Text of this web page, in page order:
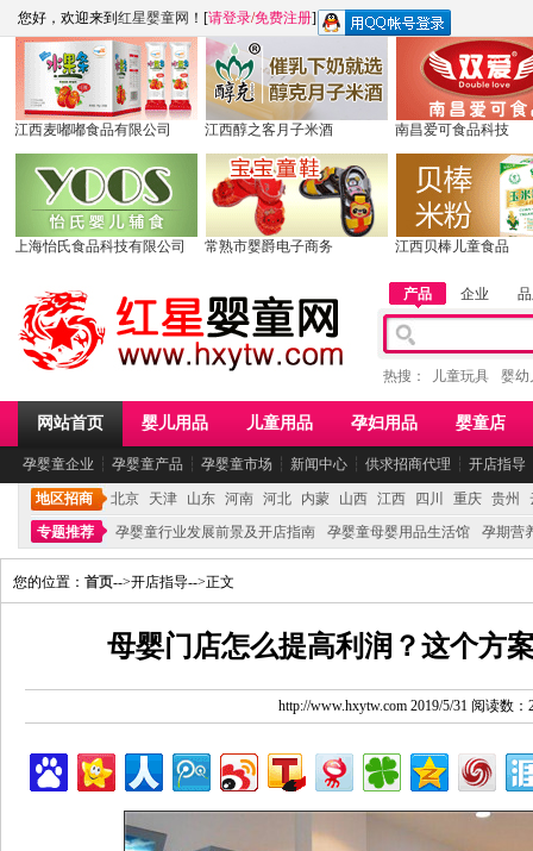
您好，欢迎来到 红星婴童网 ！[请登录/免费注册]
江西麦嘟嘟食品有限公司 江西醇之客月子米酒 南昌爱可食品科技
上海怡氏食品科技有限公司 常熟市婴爵电子商务 江西贝棒儿童食品
产品 企业
热搜： 儿童玩具 婴幼
网站首页 婴儿用品 儿童用品 孕妇用品 婴童店
孕婴童企业 ┆ 孕婴童产品 ┆ 孕婴童市场 ┆ 新闻中心 ┆ 供求招商代理 ┆ 开店指导
地区招商 北京 天津 山东 河南 河北 内蒙 山西 江西 四川 重庆 贵州
专题推荐
孕婴童行业发展前景及开店指南 孕婴童母婴用品生活馆 孕期营
您的位置： 首页-->开店指导-->正文
母婴门店怎么提高利润？这个方
http://www.hxytw.com 2019/5/31 阅读数：